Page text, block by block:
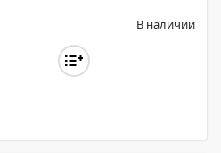
В наличии